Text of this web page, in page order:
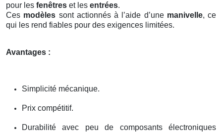
pour les fenêtres et les entrées.
Ces modèles sont actionnés à l’aide d’une manivelle, ce
qui les rend fiables pour des exigences limitées.
Avantages :
Simplicité mécanique.
Prix compétitif.
Durabilité avec peu de composants électroniques